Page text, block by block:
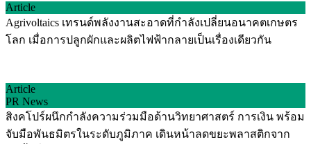
Article
Agrivoltaics เทรนด์พลังงานสะอาดที่กำลังเปลี่ยนอนาคตเกษตร
โลก เมื่อการปลูกผักและผลิตไฟฟ้ากลายเป็นเรื่องเดียวกัน
Article
PR News
สิงคโปร์ผนึกกำลังความร่วมมือด้านวิทยาศาสตร์ การเงิน พร้อม
จับมือพันธมิตรในระดับภูมิภาค เดินหน้าลดขยะพลาสติกจาก